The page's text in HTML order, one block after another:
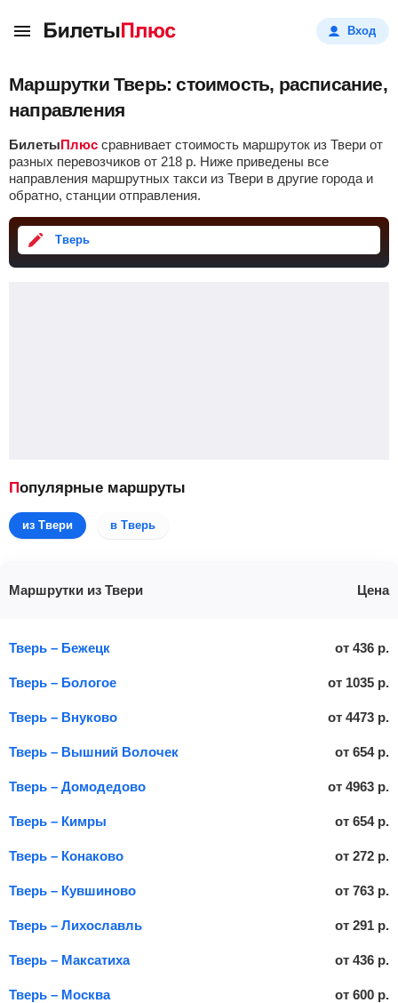
Вход
Маршрутки Тверь: стоимость, расписание,
направления
БилетыПлюс сравнивает стоимость маршруток из Твери от
разных перевозчиков от 218 р. Ниже приведены все
направления маршрутных такси из Твери в другие города и
обратно, станции отправления.
Тверь
Популярные маршруты
из Твери в Тверь
Маршрутки из Твери Цена
Тверь – Бежецк от 436 р.
Тверь – Бологое от 1035 р.
Тверь – Внуково от 4473 р.
Тверь – Вышний Волочек от 654 р.
Тверь – Домодедово от 4963 р.
Тверь – Кимры от 654 р.
Тверь – Конаково от 272 р.
Тверь – Кувшиново от 763 р.
Тверь – Лихославль от 291 р.
Тверь – Максатиха от 436 р.
Тверь – Москва от 600 р.